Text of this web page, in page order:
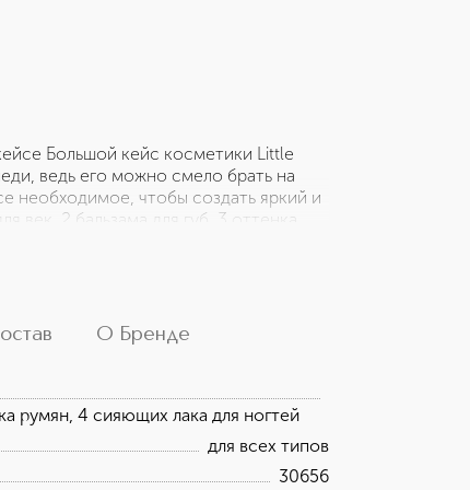
Большой кейс косметики Little
ведь его можно смело брать на
необходимое, чтобы создать яркий и
век, 2 бальзама для губ, 3 оттенка
раздражений и аллергических
вашему ребенку всегда
- это качественный и безопасный
О Бренде
румян, 4 сияющих лака для ногтей
для всех типов
30656